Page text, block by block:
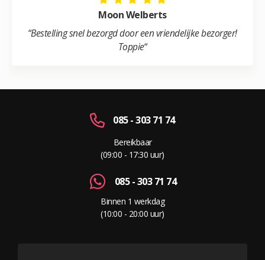
Moon Welberts
“Bestelling snel bezorgd door een vriendelijke bezorger!
Toppie“
085 - 303 71 74
Bereikbaar
(09:00 - 17:30 uur)
085 - 303 71 74
Binnen 1 werkdag
(10:00 - 20:00 uur)